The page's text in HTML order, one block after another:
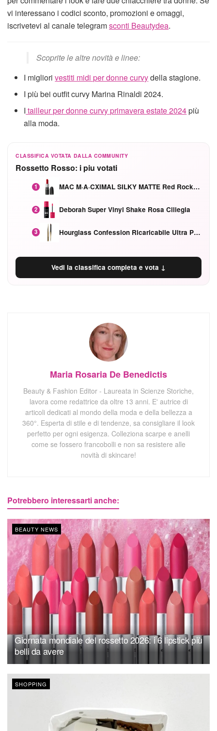
vi interessano i codici sconto, promozioni e omaggi,
iscrivetevi al canale telegramsconti Beautydea.
Scoprite le altre novità e linee:
I migliorivestiti midi per donne curvydella stagione.
I più bei outfit curvy Marina Rinaldi 2024.
I tailleur per donne curvy primavera estate 2024più
alla moda.
CLASSIFICA VOTATA DALLA COMMUNITY
Rossetto Rosso: i piu votati
1 MAC M·A·CXIMAL SILKY MATTE Red Rock mat
2 Deborah Super Vinyl Shake Rosa Ciliegia
3 Hourglass Confession Ricaricabile Ultra Preciso Ad Alta Intensità Secretly Classic Red
Vedi la classifica completa e vota ↓
Maria Rosaria De Benedictis
Beauty & Fashion Editor - Laureata in Scienze Storiche,
lavora come redattrice da oltre 13 anni. E' autrice di
articoli dedicati al mondo della moda e della bellezza a
360°. Esperta di stile e di tendenze, sa consigliare il look
perfetto per ogni esigenza. Colleziona scarpe e anelli
come se fossero francobolli e non sa resistere alle
novità di skincare!
Potrebbero interessarti anche:
BEAUTY NEWS
Giornata mondiale del rossetto 2026: i 6 lipstick più
belli da avere
SHOPPING